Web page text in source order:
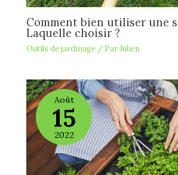
Comment bien utiliser une
Laquelle choisir ?
Outils de jardinage/ ParJulien
Août
15
2022